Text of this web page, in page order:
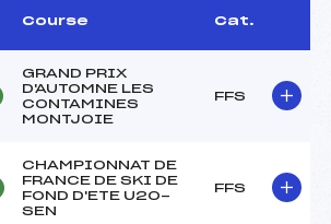
Course Cat.
GRAND PRIX
D'AUTOMNE LES
CONTAMINES
MONTJOIE
FFS
CHAMPIONNAT DE
FRANCE DE SKI DE
FOND D'ETE U20-
SEN
FFS